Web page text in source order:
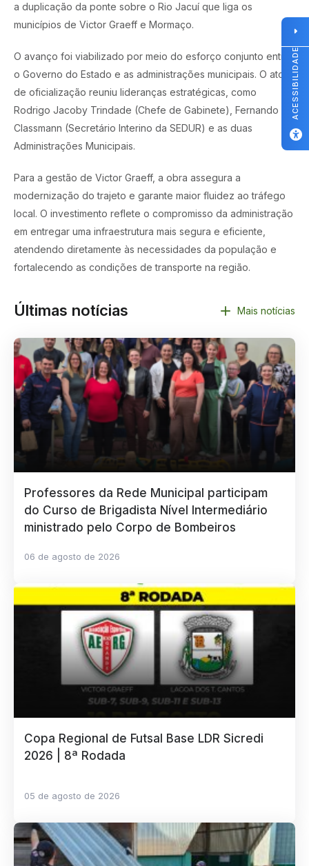
a duplicação da ponte sobre o Rio Jacuí que liga os
municípios de Victor Graeff e Mormaço.
O avanço foi viabilizado por meio do esforço conjunto entre
o Governo do Estado e as administrações municipais. O ato
de oficialização reuniu lideranças estratégicas, como
Rodrigo Jacoby Trindade (Chefe de Gabinete), Fernando
Classmann (Secretário Interino da SEDUR) e as duas
Administrações Municipais.
Para a gestão de Victor Graeff, a obra assegura a
modernização do trajeto e garante maior fluidez ao tráfego
local. O investimento reflete o compromisso da administração
em entregar uma infraestrutura mais segura e eficiente,
atendendo diretamente às necessidades da população e
fortalecendo as condições de transporte na região.
Últimas notícias Mais notícias
Professores da Rede Municipal participam
do Curso de Brigadista Nível Intermediário
ministrado pelo Corpo de Bombeiros
06 de agosto de 2026
Copa Regional de Futsal Base LDR Sicredi
2026 | 8ª Rodada
05 de agosto de 2026
ACESSIBILIDADE